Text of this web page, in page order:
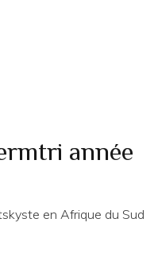
année
en Afrique du Sud